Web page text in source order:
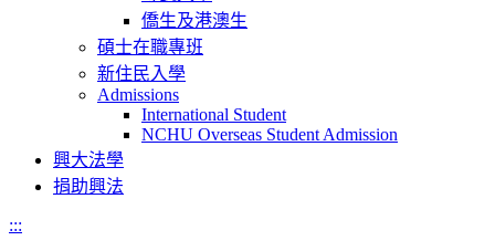
僑生及港澳生
碩士在職專班
新住民入學
Admissions
International Student
NCHU Overseas Student Admission
興大法學
捐助興法
:::